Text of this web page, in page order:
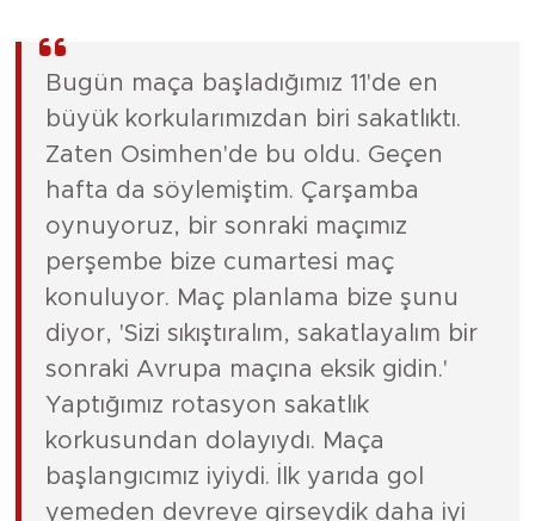
Bugün maça başladığımız 11'de en
büyük korkularımızdan biri sakatlıktı.
Zaten Osimhen'de bu oldu. Geçen
hafta da söylemiştim. Çarşamba
oynuyoruz, bir sonraki maçımız
perşembe bize cumartesi maç
konuluyor. Maç planlama bize şunu
diyor, 'Sizi sıkıştıralım, sakatlayalım bir
sonraki Avrupa maçına eksik gidin.'
Yaptığımız rotasyon sakatlık
korkusundan dolayıydı. Maça
başlangıcımız iyiydi. İlk yarıda gol
yemeden devreye girseydik daha iyi